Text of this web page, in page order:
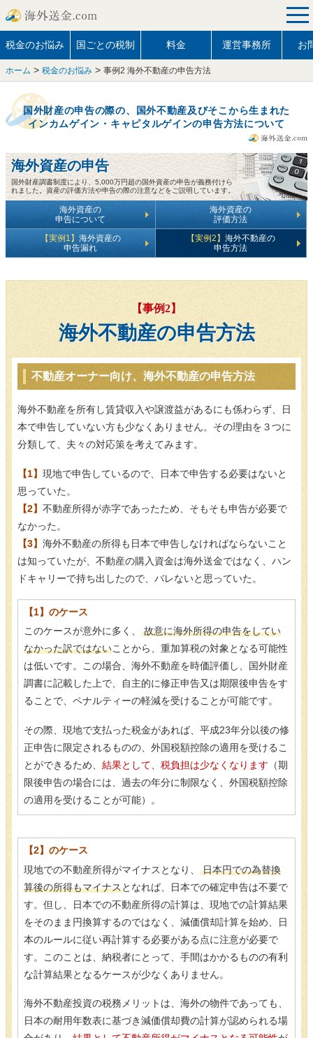
税金のお悩み 国ごとの税制 料金 運営事務所 お
ホーム > 税金のお悩み > 事例2 海外不動産の申告方法
国外財産の申告の際の、国外不動産及びそこから生まれた
インカムゲイン・キャピタルゲインの申告方法について
海外資産の申告
国外財産調書制度により、5,000万円超の国外資産の申告が義務付けら
れました。資産の評価方法や申告の際の注意などをご説明しています。
海外資産の
申告について
海外資産の
評価方法
【実例1】 海外資産の
申告漏れ
【実例2】 海外不動産の
申告方法
【事例2】
海外不動産の申告方法
不動産オーナー向け、海外不動産の申告方法
海外不動産を所有し賃貸収入や譲渡益があるにも係わらず、日
本で申告していない方も少なくありません。その理由を３つに
分類して、夫々の対応策を考えてみます。
【1】 現地で申告しているので、日本で申告する必要はないと
思っていた。
【2】 不動産所得が赤字であったため、そもそも申告が必要で
なかった。
【3】 海外不動産の所得も日本で申告しなければならないこと
は知っていたが、不動産の購入資金は海外送金ではなく、ハン
ドキャリーで持ち出したので、バレないと思っていた。
【1】のケース
このケースが意外に多く、 故意に海外所得の申告をしてい
なかった訳ではないことから、重加算税の対象となる可能性
は低いです。この場合、海外不動産を時価評価し、国外財産
調書に記載した上で、自主的に修正申告又は期限後申告をす
ることで、ペナルティーの軽減を受けることが可能です。
その際、現地で支払った税金があれば、平成23年分以後の修
正申告に限定されるものの、外国税額控除の適用を受けるこ
とができるため、 結果として、税負担は少なくなります （期
限後申告の場合には、過去の年分に制限なく、外国税額控除
の適用を受けることが可能）。
【2】のケース
現地での不動産所得がマイナスとなり、 日本円での為替換
算後の所得もマイナスとなれば、日本での確定申告は不要で
す。但し、日本での不動産所得の計算は、現地での計算結果
をそのまま円換算するのではなく、減価償却計算を始め、日
本のルールに従い再計算する必要がある点に注意が必要で
す。このことは、納税者にとって、手間はかかるものの有利
な計算結果となるケースが少なくありません。
海外不動産投資の税務メリットは、海外の物件であっても、
日本の耐用年数表に基づき減価償却費の計算が認められる場